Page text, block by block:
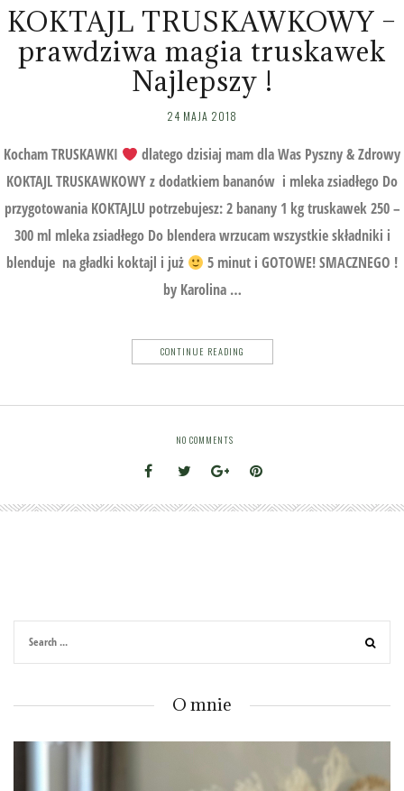
KOKTAJL TRUSKAWKOWY –
prawdziwa magia truskawek
Najlepszy !
24 MAJA 2018
Kocham TRUSKAWKI
dlatego dzisiaj mam dla Was Pyszny & Zdrowy
KOKTAJL TRUSKAWKOWY z dodatkiem bananów i mleka zsiadłego Do
przygotowania KOKTAJLU potrzebujesz: 2 banany 1 kg truskawek 250 –
300 ml mleka zsiadłego Do blendera wrzucam wszystkie składniki i
blenduje na gładki koktajl i już
5 minut i GOTOWE! SMACZNEGO !
by Karolina …
CONTINUE READING
NO COMMENTS
O mnie